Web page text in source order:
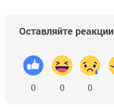
Оставляйте реакции
0 0 0